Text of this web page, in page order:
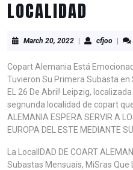
LOCALIDAD
March 20, 2022March
2022
cfjoocfjoo
Copart Alemania Está
Tuvieron Su Primera Subasta en
EL 26 De Abril! Leipzig,
segnunda localidad de copart
ALEMANIA ESPERA SERVIR A
EUROPA DEL ESTE MEDIANTE
La LocalIDAD DE COART
Subastas Mensuais, MiSras Que